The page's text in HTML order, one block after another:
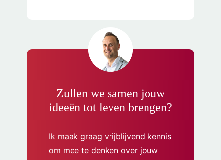
Zullen we samen jouw
ideeën tot leven brengen?
Ik maak graag vrijblijvend kennis
om mee te denken over jouw